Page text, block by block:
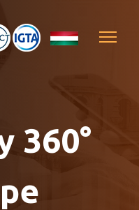
360°